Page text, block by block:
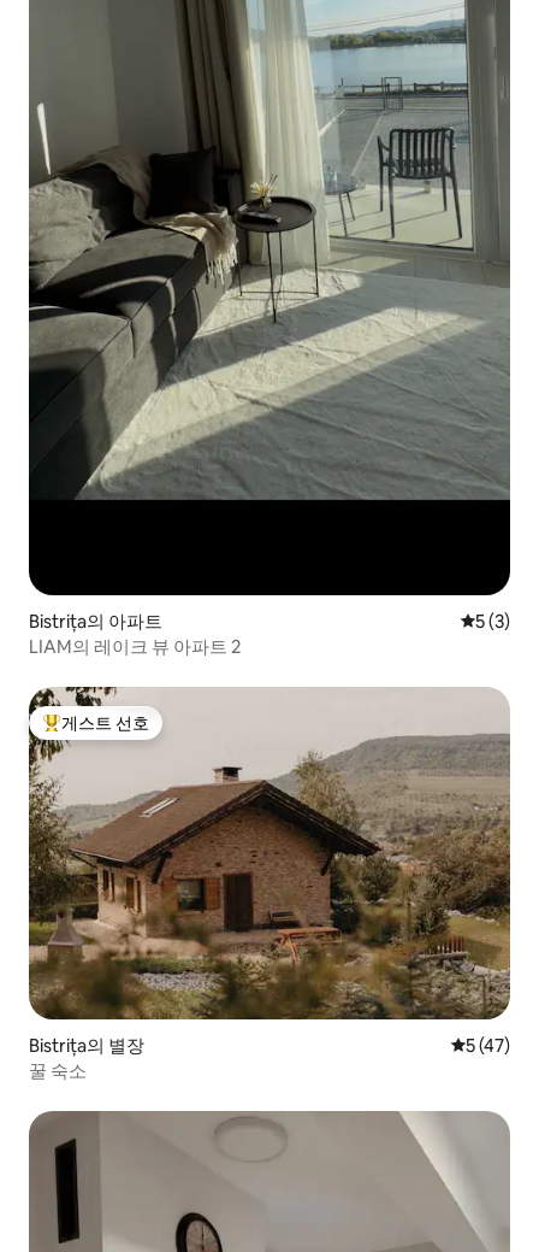
Bistrița의 아파트 평점 5점
5 (3)
LIAM의 레이크 뷰 아파트 2
상위 게스트 선호
게스트 선호
Bistrița의 별장 평점 5점
5 (47)
꿀 숙소